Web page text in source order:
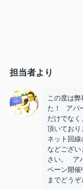
担当者より
この度は
た！ アパ
だけでな
頂いてお
ネット回
などござ
さい。 ア
ペーン開
までどうぞ